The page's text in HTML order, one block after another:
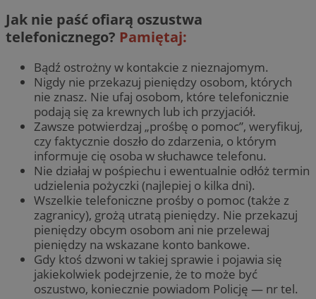
Jak nie paść ofiarą oszustwa
telefonicznego? Pamiętaj:
Bądź ostrożny w kontakcie z nieznajomym.
Nigdy nie przekazuj pieniędzy osobom, których
nie znasz. Nie ufaj osobom, które telefonicznie
podają się za krewnych lub ich przyjaciół.
Zawsze potwierdzaj „prośbę o pomoc”, weryfikuj,
czy faktycznie doszło do zdarzenia, o którym
informuje cię osoba w słuchawce telefonu.
Nie działaj w pośpiechu i ewentualnie odłóż termin
udzielenia pożyczki (najlepiej o kilka dni).
Wszelkie telefoniczne prośby o pomoc (także z
zagranicy), grożą utratą pieniędzy. Nie przekazuj
pieniędzy obcym osobom ani nie przelewaj
pieniędzy na wskazane konto bankowe.
Gdy ktoś dzwoni w takiej sprawie i pojawia się
jakiekolwiek podejrzenie, że to może być
oszustwo, koniecznie powiadom Policję — nr tel.